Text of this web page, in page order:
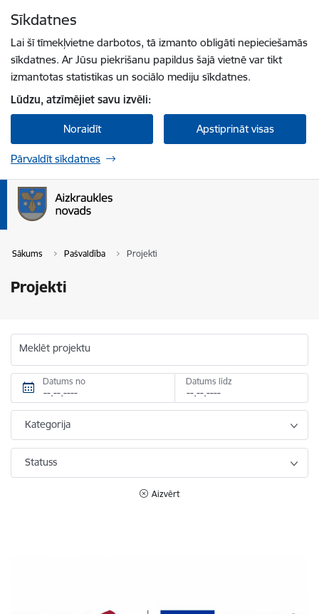
Sīkdatnes
Lai šī tīmekļvietne darbotos, tā izmanto obligāti nepieciešamās
sīkdatnes. Ar Jūsu piekrišanu papildus šajā vietnē var tikt
izmantotas statistikas un sociālo mediju sīkdatnes.
Lūdzu, atzīmējiet savu izvēli:
Noraidīt Apstiprināt visas
Pārvaldīt sīkdatnes
Sākums Pašvaldība Projekti
Projekti
Meklēt projektu
Datums no Datums līdz
Kategorija
Statuss
Aizvērt